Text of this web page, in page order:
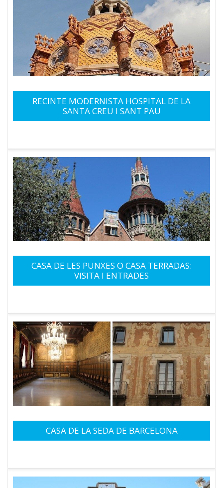
RECINTE MODERNISTA HOSPITAL DE LA
SANTA CREU I SANT PAU
CASA DE LES PUNXES O CASA TERRADAS:
VISITA I ENTRADES
CASA DE LA SEDA DE BARCELONA